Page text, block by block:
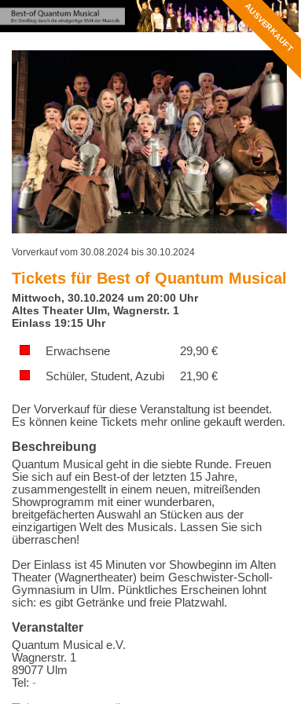
AUSVERKAUFT
Vorverkauf vom 30.08.2024 bis 30.10.2024
Tickets für Best of Quantum Musical
Mittwoch, 30.10.2024 um 20:00 Uhr
Altes Theater Ulm, Wagnerstr. 1
Einlass 19:15 Uhr
Erwachsene 29,90 €
Schüler, Student, Azubi
21,90 €
Der Vorverkauf für diese Veranstaltung ist beendet.
Es können keine Tickets mehr online gekauft werden.
Beschreibung
Quantum Musical geht in die siebte Runde. Freuen
Sie sich auf ein Best-of der letzten 15 Jahre,
zusammengestellt in einem neuen, mitreißenden
Showprogramm mit einer wunderbaren,
breitgefächerten Auswahl an Stücken aus der
einzigartigen Welt des Musicals. Lassen Sie sich
überraschen!
Der Einlass ist 45 Minuten vor Showbeginn im Alten
Theater (Wagnertheater) beim Geschwister-Scholl-
Gymnasium in Ulm. Pünktliches Erscheinen lohnt
sich: es gibt Getränke und freie Platzwahl.
Veranstalter
Quantum Musical e.V.
Wagnerstr. 1
89077 Ulm
Tel: -